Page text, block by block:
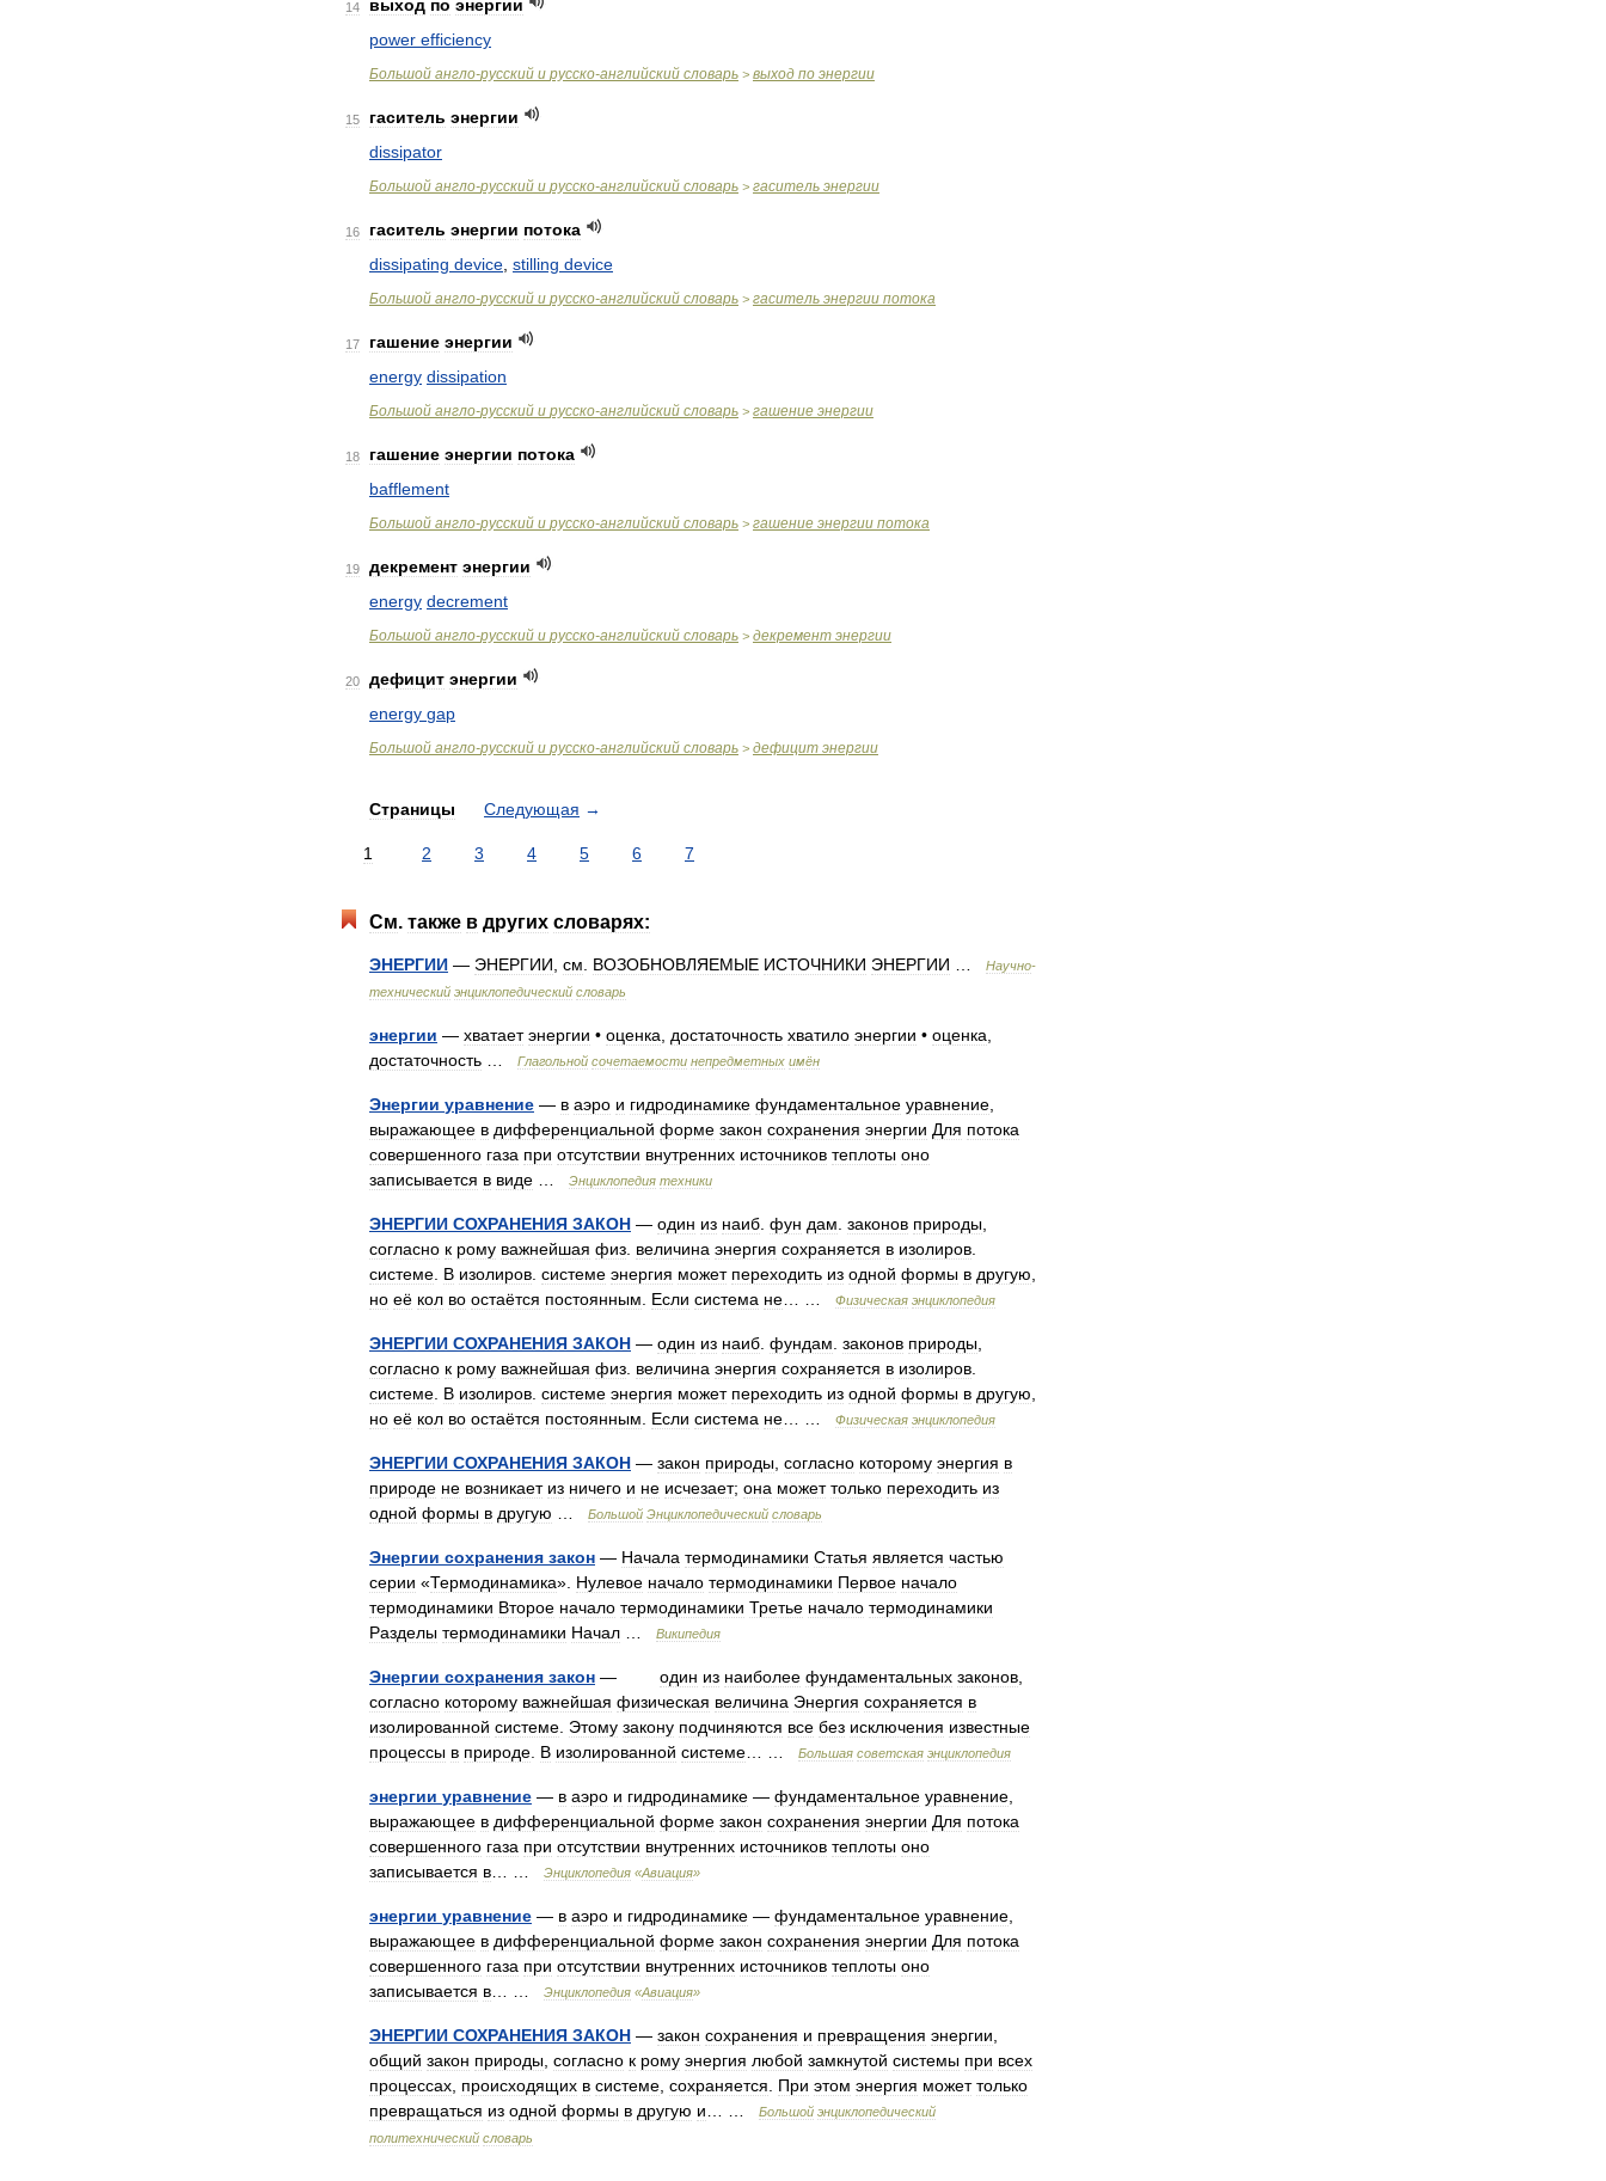
14 выход по энергии
power efficiency
Большой англо-русский и русско-английский словарь > выход по энергии
15 гаситель энергии
dissipator
Большой англо-русский и русско-английский словарь > гаситель энергии
16 гаситель энергии потока
dissipating device stilling device
Большой англо-русский и русско-английский словарь > гаситель энергии потока
17 гашение энергии
energy dissipation
Большой англо-русский и русско-английский словарь > гашение энергии
18 гашение энергии потока
bafflement
Большой англо-русский и русско-английский словарь > гашение энергии потока
19 декремент энергии
energy decrement
Большой англо-русский и русско-английский словарь > декремент энергии
20 дефицит энергии
energy gap
Большой англо-русский и русско-английский словарь > дефицит энергии
Страницы Следующая →
1 2 3 4 5 6 7
См. также в других словарях:
ЭНЕРГИИ — ЭНЕРГИИ см ВОЗОБНОВЛЯЕМЫЕ ИСТОЧНИКИ ЭНЕРГИИ Научно-
технический энциклопедический словарь
энергии — хватает энергии • оценка достаточность хватило энергии • оценка
достаточность
Глагольной сочетаемости непредметных имён
Энергии уравнение — в аэро и гидродинамике фундаментальное уравнение
выражающее в дифференциальной форме закон сохранения энергии Для потока
совершенного газа при отсутствии внутренних источников теплоты оно
записывается в виде Энциклопедия техники
ЭНЕРГИИ СОХРАНЕНИЯ ЗАКОН — один из наиб фун дам законов природы
согласно к рому важнейшая физ величина энергия сохраняется в изолиров
системе В изолиров системе энергия может переходить из одной формы в другую
но её кол во остаётся постоянным Если система не Физическая энциклопедия
ЭНЕРГИИ СОХРАНЕНИЯ ЗАКОН — один из наиб фундам законов природы
согласно к рому важнейшая физ величина энергия сохраняется в изолиров
системе В изолиров системе энергия может переходить из одной формы в другую
но её кол во остаётся постоянным Если система не Физическая энциклопедия
ЭНЕРГИИ СОХРАНЕНИЯ ЗАКОН — закон природы согласно которому энергия в
природе не возникает из ничего и не исчезает; она может только переходить из
одной формы в другую Большой Энциклопедический словарь
Энергии сохранения закон — Начала термодинамики Статья является частью
серии «Термодинамика». Нулевое начало термодинамики Первое начало
термодинамики Второе начало термодинамики Третье начало термодинамики
Разделы термодинамики Начал Википедия
Энергии сохранения закон — один из наиболее фундаментальных законов
согласно которому важнейшая физическая величина Энергия сохраняется в
изолированной системе Этому закону подчиняются все без исключения известные
процессы в природе В изолированной системе Большая советская энциклопедия
энергии уравнение — в аэро и гидродинамике — фундаментальное уравнение
выражающее в дифференциальной форме закон сохранения энергии Для потока
совершенного газа при отсутствии внутренних источников теплоты оно
записывается в Энциклопедия «Авиация»
энергии уравнение — в аэро и гидродинамике — фундаментальное уравнение
выражающее в дифференциальной форме закон сохранения энергии Для потока
совершенного газа при отсутствии внутренних источников теплоты оно
записывается в Энциклопедия «Авиация»
ЭНЕРГИИ СОХРАНЕНИЯ ЗАКОН — закон сохранения и превращения энергии
общий закон природы согласно к рому энергия любой замкнутой системы при всех
процессах происходящих в системе сохраняется При этом энергия может только
превращаться из одной формы в другую и Большой энциклопедический
политехнический словарь